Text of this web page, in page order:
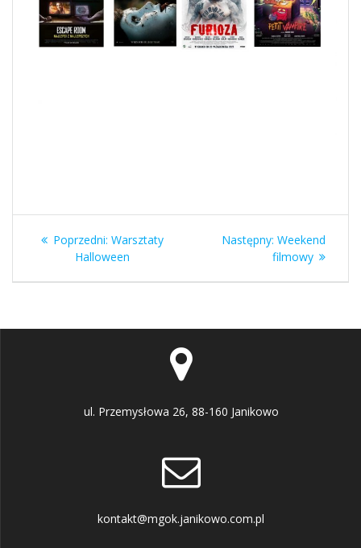
Nawigacja
wpisu
Poprzedni: Poprzedni
wpis:
Warsztaty
Halloween
Następny: Następny
wpis:
Weekend
filmowy
ul. Przemysłowa 26, 88-160 Janikowo
kontakt@mgok.janikowo.com.pl